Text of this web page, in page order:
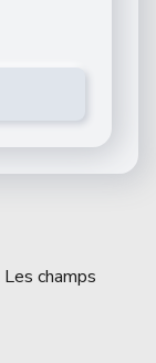
Les champs